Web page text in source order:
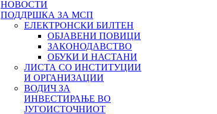
НОВОСТИ
ПОДДРШКА ЗА МСП
ЕЛЕКТРОНСКИ БИЛТЕН
ОБЈАВЕНИ ПОВИЦИ
ЗАКОНОДАВСТВО
ОБУКИ И НАСТАНИ
ЛИСТА СО ИНСТИТУЦИИ
И ОРГАНИЗАЦИИ
ВОДИЧ ЗА
ИНВЕСТИРАЊЕ ВО
ЈУГОИСТОЧНИОТ